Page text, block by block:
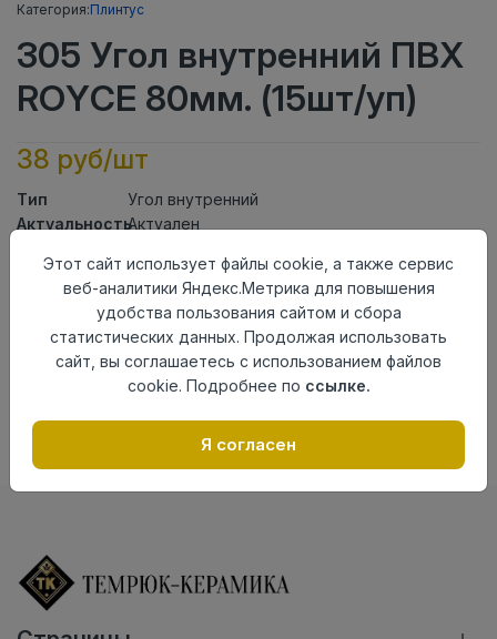
Категория:Плинтус
305 Угол внутренний ПВХ
ROYCE 80мм. (15шт/уп)
38 руб/шт
Тип
Угол внутренний
АктуальностьАктуален
Осталось119 шт
Добавить в корзину
Внимание! Внешний вид товара может отличаться от
представленного на настоящем сайте. Проверяйте
Этот сайт использует файлы cookie, а также сервис
веб-аналитики Яндекс.Метрика для повышения
удобства пользования сайтом и сбора
статистических данных. Продолжая использовать
сайт, вы соглашаетесь с использованием файлов
cookie. Подробнее по ссылке.
Я согласен